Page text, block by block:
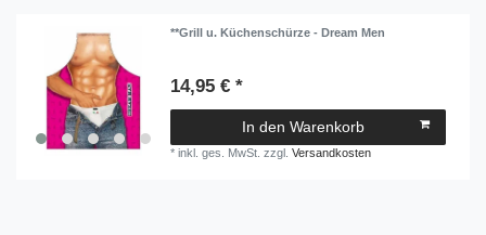
**Grill u. Küchenschürze - Dream Men
14,95 € *
In den Warenkorb
*inkl. ges. MwSt. zzgl.Versandkosten